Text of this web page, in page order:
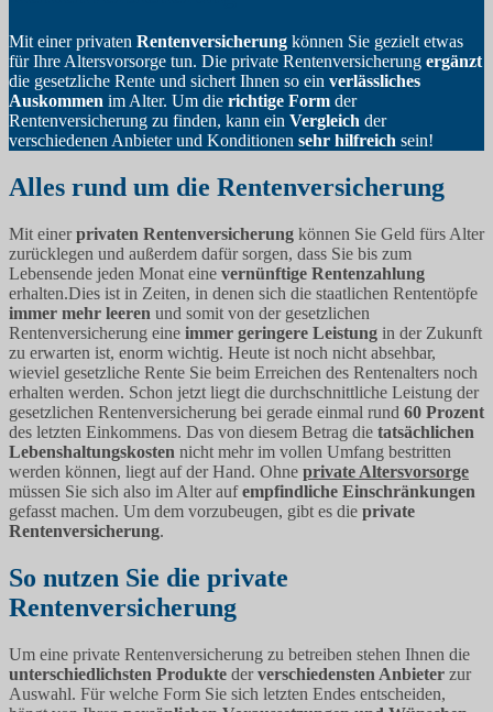
Mit einer privaten Rentenversicherung können Sie gezielt etwas
für Ihre Altersvorsorge tun. Die private Rentenversicherung ergänzt
die gesetzliche Rente und sichert Ihnen so ein verlässliches
Auskommen im Alter. Um die richtige Form der
Rentenversicherung zu finden, kann ein Vergleich der
verschiedenen Anbieter und Konditionen sehr hilfreich sein!
Alles rund um die Rentenversicherung
Mit einerprivaten Rentenversicherung können Sie Geld fürs Alter
zurücklegen und außerdem dafür sorgen, dass Sie bis zum
Lebensende jeden Monat eine vernünftige Rentenzahlung
erhalten.Dies ist in Zeiten, in denen sich die staatlichen Rententöpfe
immer mehr leeren und somit von der gesetzlichen
Rentenversicherung eine immer geringere Leistung in der Zukunft
zu erwarten ist, enorm wichtig. Heute ist noch nicht absehbar,
wieviel gesetzliche Rente Sie beim Erreichen des Rentenalters noch
erhalten werden. Schon jetzt liegt die durchschnittliche Leistung der
gesetzlichen Rentenversicherung bei gerade einmal rund 60 Prozent
des letzten Einkommens. Das von diesem Betrag die tatsächlichen
Lebenshaltungskosten nicht mehr im vollen Umfang bestritten
werden können, liegt auf der Hand. Ohne private Altersvorsorge
müssen Sie sich also im Alter aufempfindliche Einschränkungen
gefasst machen. Um dem vorzubeugen, gibt es die private
Rentenversicherung.
So nutzen Sie die private
Rentenversicherung
Um eine private Rentenversicherung zu betreiben stehen Ihnen die
unterschiedlichsten Produkte derverschiedensten Anbieter zur
Auswahl. Für welche Form Sie sich letzten Endes entscheiden,